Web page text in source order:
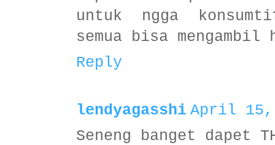
untuk ngga
semua bisa
Reply
lendyagasshi April 15,
Seneng banget dapet